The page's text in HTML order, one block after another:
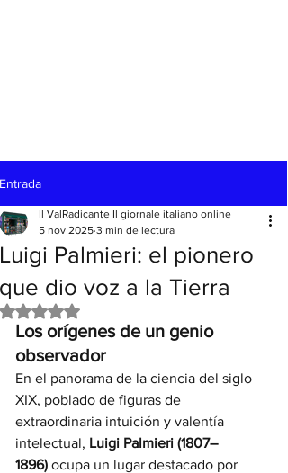
Entrada
Luigi Palmieri: el pionero
que dio voz a la Tierra
Il ValRadicante Il giornale italiano online
5 nov 2025 3 min de lectura
Obtuvo NaN de 5 estrellas.
Los orígenes de un genio
observador
En el panorama de la ciencia del siglo
XIX, poblado de figuras de
extraordinaria intuición y valentía
intelectual, Luigi Palmieri (1807–
1896) ocupa un lugar destacado por